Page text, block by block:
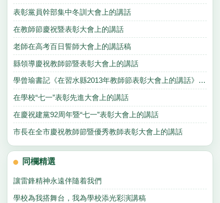
表彰黨員幹部集中冬訓大會上的講話
在教師節慶祝暨表彰大會上的講話
老師在高考百日誓師大會上的講話稿
縣領導慶祝教師節暨表彰大會上的講話
學曾瑜書記《在習水縣2013年教師節表彰大會上的講話》心得體會
在學校“七一”表彰先進大會上的講話
在慶祝建黨92周年暨“七一”表彰大會上的講話
市長在全市慶祝教師節暨優秀教師表彰大會上的講話
同欄精選
讓雷鋒精神永遠伴隨着我們
學校為我搭舞台，我為學校添光彩演講稿